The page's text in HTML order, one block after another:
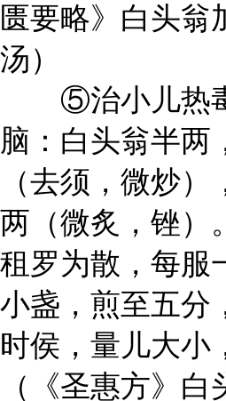
匮要略》白头翁
汤）
⑤治小儿热毒
脑：白头翁半两
（去须，微炒
两（微炙，锉）
租罗为散，每服
小盏，煎至五分
时侯，量儿大小
（《圣惠方》白